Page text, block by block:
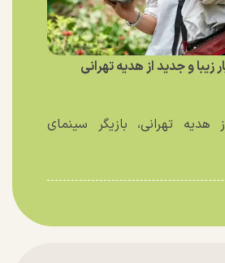
زیبا و جدید از هدیه تهرانی
هدیه تهرانی، بازیگر سینمای